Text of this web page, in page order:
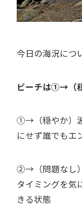
今日の海況につ
ビーチは①→（
①→（穏やか）
にせず誰でもエ
②→（問題なし
タイミングを気
きる状態